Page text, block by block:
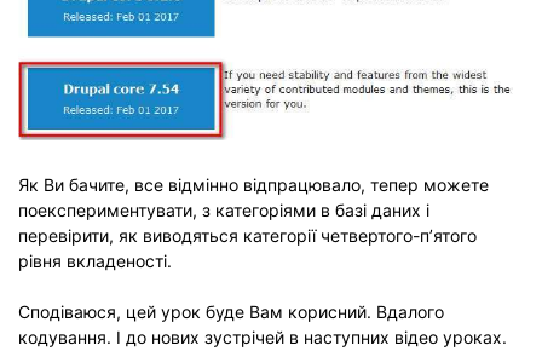
Як Ви бачите, все відмінно відпрацювало, тепер можете
поекспериментувати, з категоріями в базі даних і
перевірити, як виводяться категорії четвертого-п’ятого
рівня вкладеності.
Сподіваюся, цей урок буде Вам корисний. Вдалого
кодування. І до нових зустрічей в наступних відео уроках.